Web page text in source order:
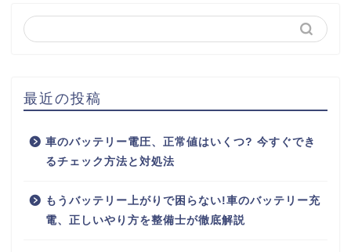
最近の投稿
車のバッテリー電圧、正常値はいくつ? 今すぐでき
るチェック方法と対処法
もうバッテリー上がりで困らない!車のバッテリー充
電、正しいやり方を整備士が徹底解説